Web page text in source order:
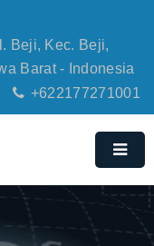
Beji, Kec. Beji,
Barat - Indonesia
+622177271001